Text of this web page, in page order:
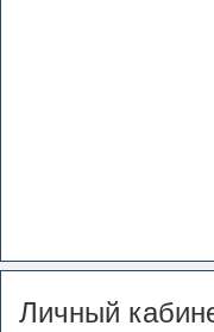
Личный